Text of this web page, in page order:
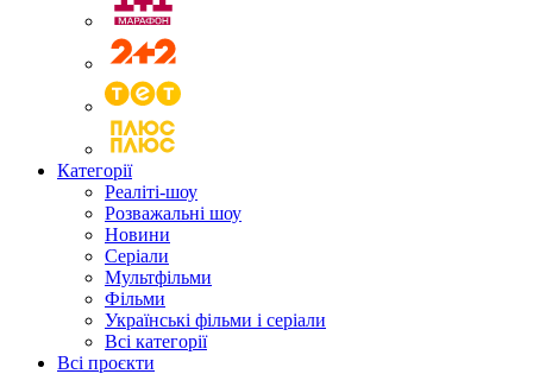
Категорії
Реаліті-шоу
Розважальні шоу
Новини
Серіали
Мультфільми
Фільми
Українські фільми і серіали
Всі категорії
Всі проєкти